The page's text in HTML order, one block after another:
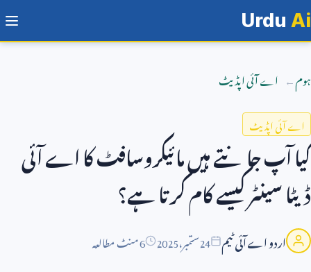
Urdu Ai
ہوم اے آئی اپڈیٹ
اے آئی اپڈیٹ
کیا آپ جانتے ہیں مائیکروسافٹ کا اے آئی
ڈیٹا سینٹر کیسے کام کرتا ہے؟
اردو اے آئی ٹیم 24ستمبر،2025 6 منٹ مطالعہ